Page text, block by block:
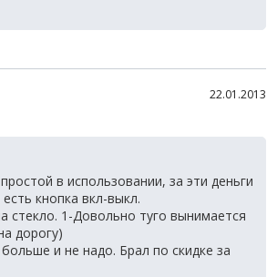
22.01.2013
в использовании, за эти деньги
кнопка вкл-выкл.
1-Довольно туго вынимается
дорогу)
и не надо. Брал по скидке за